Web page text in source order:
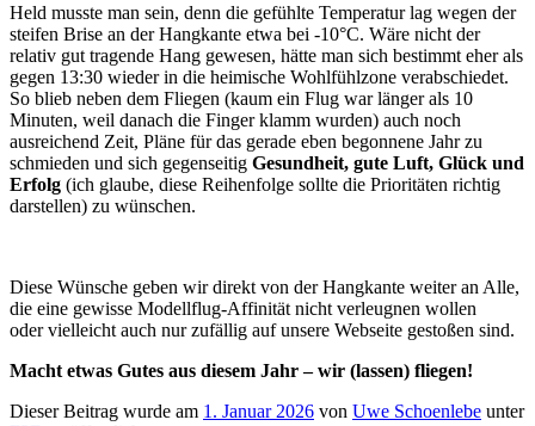
Held musste man sein, denn die gefühlte Temperatur lag wegen der
steifen Brise an der Hangkante etwa bei -10°C. Wäre nicht der
relativ gut tragende Hang gewesen, hätte man sich bestimmt eher als
gegen 13:30 wieder in die heimische Wohlfühlzone verabschiedet.
So blieb neben dem Fliegen (kaum ein Flug war länger als 10
Minuten, weil danach die Finger klamm wurden) auch noch
ausreichend Zeit, Pläne für das gerade eben begonnene Jahr zu
schmieden und sich gegenseitig Gesundheit, gute Luft, Glück und
Erfolg (ich glaube, diese Reihenfolge sollte die Prioritäten richtig
darstellen) zu wünschen.
Diese Wünsche geben wir direkt von der Hangkante weiter an Alle,
die eine gewisse Modellflug-Affinität nicht verleugnen wollen
oder vielleicht auch nur zufällig auf unsere Webseite gestoßen sind.
Macht etwas Gutes aus diesem Jahr – wir (lassen) fliegen!
Dieser Beitrag wurde am 1. Januar 2026 von Uwe Schoenlebe unter